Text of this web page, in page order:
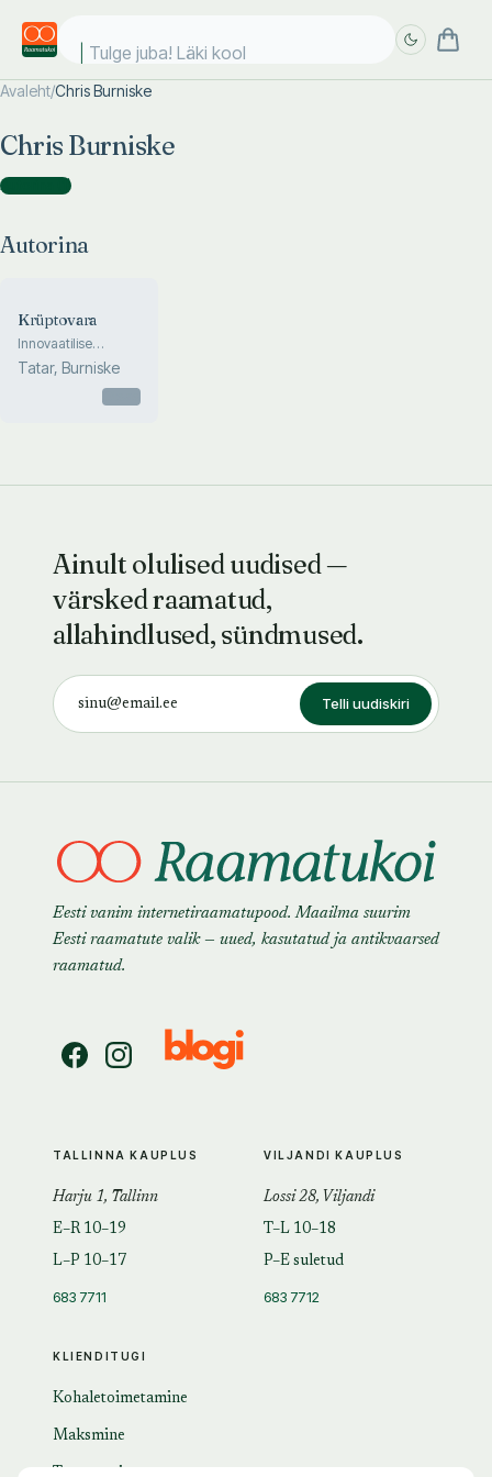
Tulge juba! Läki kooli
Avaleht/Chris Burniske
Chris Burniske
Autorina )
Autorina
Krüptovara
Innovaatilise
investori teejuht
bitcoin’i juurde ja
Tatar, Burniske
Ainult olulised uudised —
värsked raamatud,
allahindlused, sündmused.
Telli uudiskiri
Eesti vanim internetiraamatupood. Maailma suurim
Eesti raamatute valik — uued, kasutatud ja antikvaarsed
raamatud.
KLIENDITUGI
Kohaletoimetamine
Maksmine
TALLINNA KAUPLUS
Harju 1, Tallinn
E–R 10–19
L–P 10–17
683 7711
VILJANDI KAUPLUS
Lossi 28, Viljandi
T–L 10–18
P–E suletud
683 7712